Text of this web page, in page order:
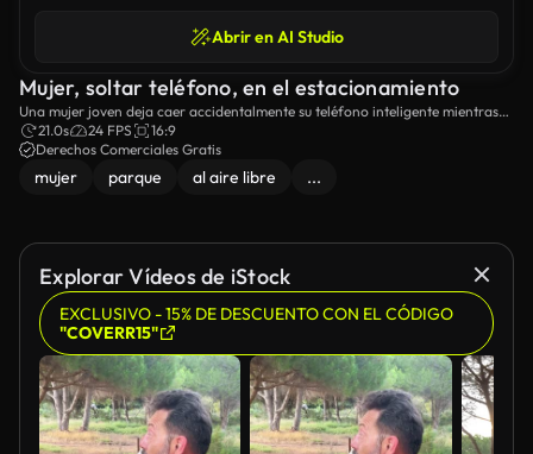
Abrir en AI Studio
Mujer, soltar teléfono, en el estacionamiento
Una mujer joven deja caer accidentalmente su teléfono inteligente mientras
camina en un tranquilo parque.
21.0s 24 FPS
16:9
Derechos Comerciales Gratis
mujer parque al aire libre ...
Explorar Vídeos de iStock
EXCLUSIVO - 15% DE DESCUENTO CON EL CÓDIGO
"COVERR15"